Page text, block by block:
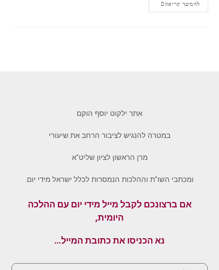
להמשך קריאה
אתר ילקוט יוסף הוקם
במטרה להנגיש לציבור הרחב את שיעורי
מרן הראשון לציון שליט"א
ומכתבי השו"ת וההלכות הנמסרות לכלל ישראל מידי יום.
אם ברצונכם לקבל מייל מידי יום עם ההלכה
היומית,
נא הכניסו את כתובת המייל…